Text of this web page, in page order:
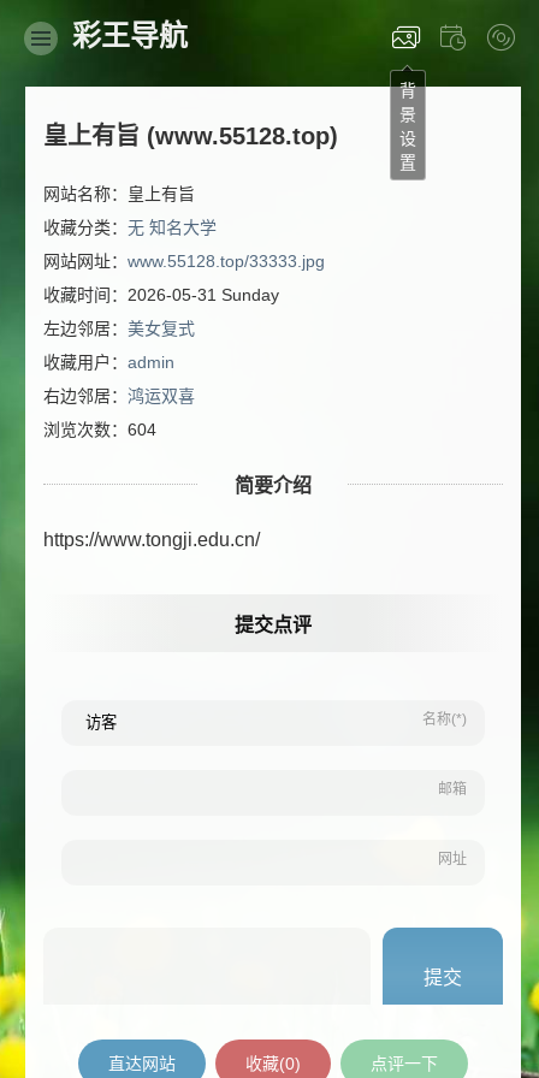
彩王导航
背
景
设
置
皇上有旨 (www.55128.top)
网站名称：皇上有旨
收藏分类： 无 知名大学
网站网址： www.55128.top/33333.jpg
收藏时间：2026-05-31 Sunday
左边邻居： 美女复式
收藏用户： admin
右边邻居： 鸿运双喜
浏览次数：604
简要介绍
https://www.tongji.edu.cn/
提交点评
名称(*)
邮箱
网址
直达网站 收藏(0) 点评一下